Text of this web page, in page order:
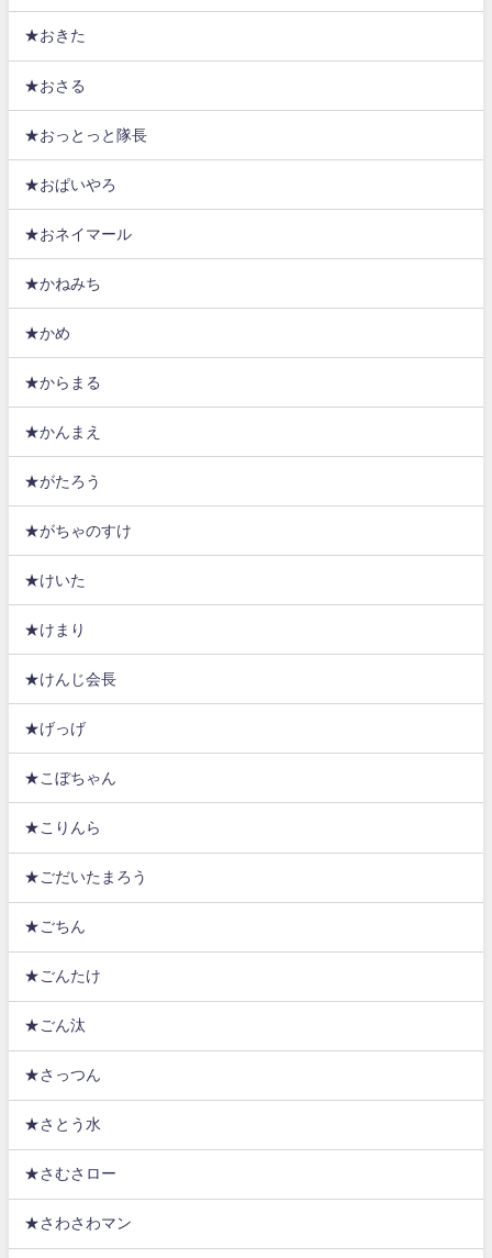
★おきた
★おさる
★おっとっと隊長
★おぱいやろ
★おネイマール
★かねみち
★かめ
★からまる
★かんまえ
★がたろう
★がちゃのすけ
★けいた
★けまり
★けんじ会長
★げっげ
★こぼちゃん
★こりんら
★ごだいたまろう
★ごちん
★ごんたけ
★ごん汰
★さっつん
★さとう水
★さむさロー
★さわさわマン